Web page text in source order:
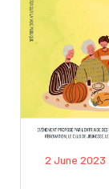
2 June 2023